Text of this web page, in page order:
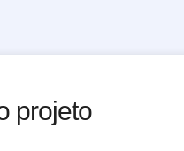
projeto